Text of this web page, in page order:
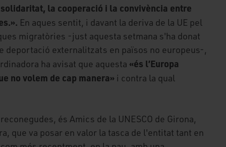
la cooperació i la convivència entre
En aques sentit, i davant la deriva de la UE pel
migratòries -just aquesta setmana s'ha donat
deportació externalitzats en països no europeus-,
ha avisat que aquesta «és l’Europa
no volem de cap manera» i contra la qual
és Amics de la UNESCO de Girona,
que va posar en valor la tasca de l'entitat tant en